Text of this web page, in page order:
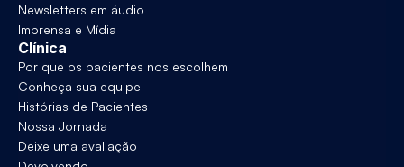
Newsletters em áudio
Imprensa e Mídia
Clínica
Por que os pacientes nos escolhem
Conheça sua equipe
Histórias de Pacientes
Nossa Jornada
Deixe uma avaliação